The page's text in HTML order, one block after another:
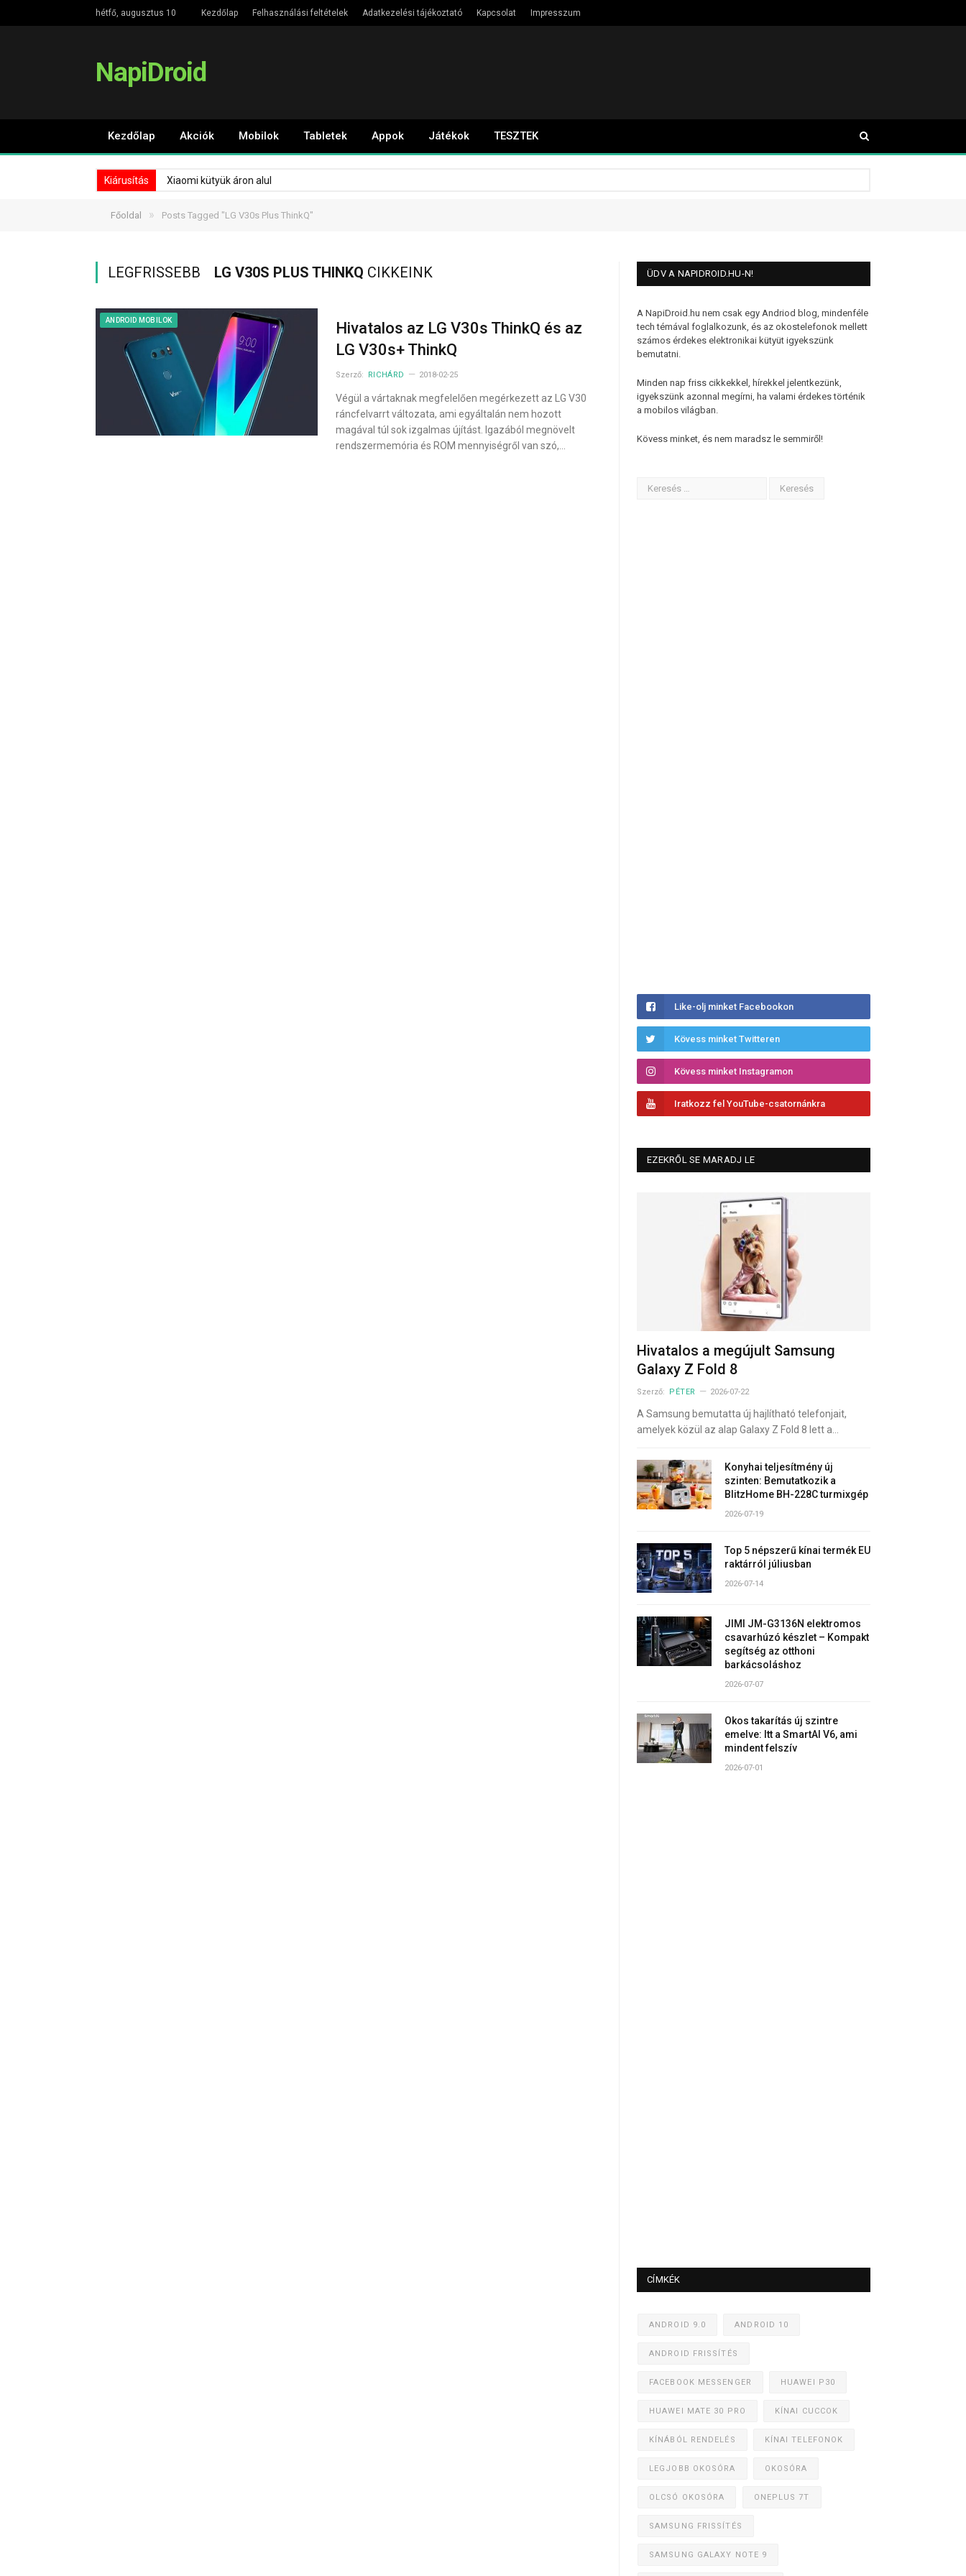
hétfő, augusztus 10 Kezdőlap Felhasználási feltételek Adatkezelési tájékoztató Kapcsolat Impresszum
NapiDroid
Kezdőlap Akciók Mobilok Tabletek Appok Játékok TESZTEK
Kiárusítás Xiaomi kütyük áron alul
Főoldal » Posts Tagged "LG V30s Plus ThinkQ"
LEGFRISSEBB LG V30S PLUS THINKQ CIKKEINK
ANDROID MOBILOK
Hivatalos az LG V30s ThinkQ és az
LG V30s+ ThinkQ
Szerző: RICHÁRD 2018-02-25
Végül a vártaknak megfelelően megérkezett az LG V30
ráncfelvarrt változata, ami egyáltalán nem hozott
magával túl sok izgalmas újítást. Igazából megnövelt
rendszermemória és ROM mennyiségről van szó,…
ÜDV A NAPIDROID.HU-N!
A NapiDroid.hu nem csak egy Andriod blog, mindenféle
tech témával foglalkozunk, és az okostelefonok mellett
számos érdekes elektronikai kütyüt igyekszünk
bemutatni.
Minden nap friss cikkekkel, hírekkel jelentkezünk,
igyekszünk azonnal megírni, ha valami érdekes történik
a mobilos világban.
Kövess minket, és nem maradsz le semmiről!
Like-olj minket Facebookon
Kövess minket Twitteren
Kövess minket Instagramon
Iratkozz fel YouTube-csatornánkra
EZEKRŐL SE MARADJ LE
Hivatalos a megújult Samsung
Galaxy Z Fold 8
Szerző: PÉTER 2026-07-22
A Samsung bemutatta új hajlítható telefonjait,
amelyek közül az alap Galaxy Z Fold 8 lett a…
Konyhai teljesítmény új
szinten: Bemutatkozik a
BlitzHome BH-228C turmixgép
2026-07-19
Top 5 népszerű kínai termék EU
raktárról júliusban
2026-07-14
JIMI JM-G3136N elektromos
csavarhúzó készlet – Kompakt
segítség az otthoni
barkácsoláshoz
2026-07-07
Okos takarítás új szintre
emelve: Itt a SmartAI V6, ami
mindent felszív
2026-07-01
CÍMKÉK
ANDROID 9.0 ANDROID 10
ANDROID FRISSÍTÉS
FACEBOOK MESSENGER HUAWEI P30
HUAWEI MATE 30 PRO KÍNAI CUCCOK
KÍNÁBÓL RENDELÉS KÍNAI TELEFONOK
LEGJOBB OKOSÓRA OKOSÓRA
OLCSÓ OKOSÓRA ONEPLUS 7T
SAMSUNG FRISSÍTÉS
SAMSUNG GALAXY NOTE 9